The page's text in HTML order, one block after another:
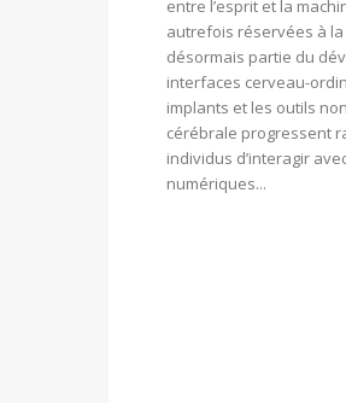
entre l’esprit et la
autrefois réservées à
désormais partie du
interfaces cerveau-
implants et les outils
cérébrale progressent
individus d’interagir
numériques...